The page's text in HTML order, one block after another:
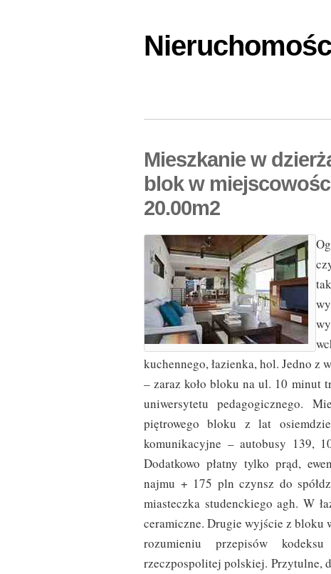
Mieszkanie w
blok w
20.00m2
kuchennego, łazienka, hol. Jedno z
– zaraz koło bloku na ul. 10 minut
uniwersytetu pedagogicznego.
piętrowego bloku z lat
komunikacyjne – autobusy 139,
Dodatkowo płatny tylko prąd,
najmu + 175 pln czynsz do
miasteczka studenckiego agh. W
ceramiczne. Drugie wyjście z bloku
rozumieniu przepisów
rzeczpospolitej polskiej. Przytulne,